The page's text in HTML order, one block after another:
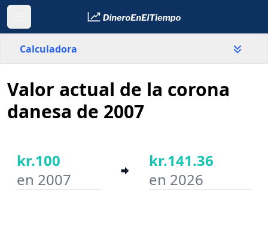
Calculadora
País
Año inicial
Valor actual de la corona
danesa de 2007
kr.100
en 2007
kr.141.36
en 2026